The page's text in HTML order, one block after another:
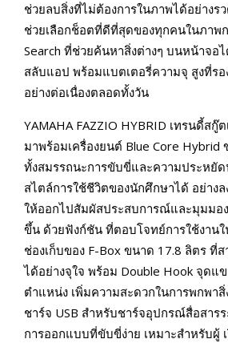
ช่วยลบสิ่งที่ไม่ต้องการในภาพได้อย่างร
ช่วยเลือกช็อตที่ดีที่สุดของทุกคนในภาพ
Search ที่ช่วยค้นหาสิ่งต่างๆ บนหน้าจอ
สลับแอป พร้อมแบตเตอรี่ความจุ สูงที่รอ
อย่างต่อเนื่องตลอดทั้งวัน
YAMAHA FAZZIO HYBRID เทรนดี้สกู๊
มาพร้อมเครื่องยนต์ Blue Core
ทั้งสมรรถนะการขับขี่และความประหยั
สไตล์การใช้ชีวิตของนักศึกษาได้ อย่าง
ให้ออกไปสัมผัสประสบการณ์และมุมมอ
ขึ้น ด้วยฟังก์ชัน ที่ตอบโจทย์การใช้งาน
ช่องเก็บของ F-Box ขนาด 17.8 ลิตร ที่
ได้อย่างจุใจ พร้อม Double Hook จุดแ
ตำแหน่ง เพิ่มความสะดวกในการพกพาสิ่
ชาร์จ USB สำหรับชาร์จอุปกรณ์สื่อสาร
การออกแบบที่ขับขี่ง่าย เหมาะสำหรับผู้